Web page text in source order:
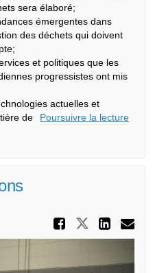
sera élaboré;
émergentes dans
des déchets qui doivent
et politiques que les
progressistes ont mis
actuelles et
de
Poursuivre la lecture
Partager